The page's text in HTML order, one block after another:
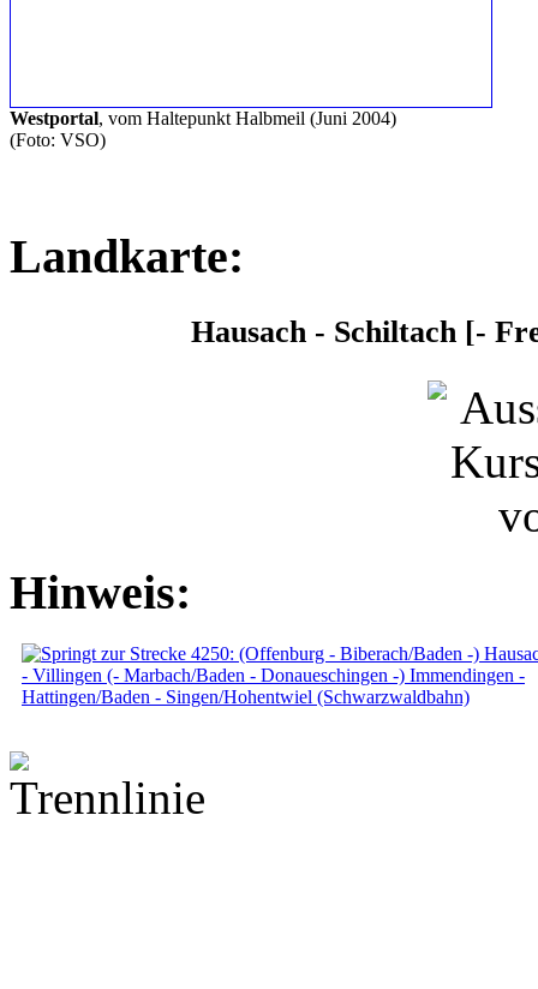
Westportal, vom Haltepunkt Halbmeil (Juni 2004)
(Foto: VSO)
Landkarte:
Hausach - Schiltach [-
Hinweis: